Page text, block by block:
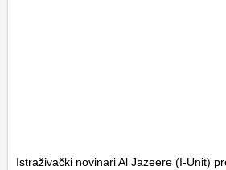
Istraživački novinari Al Jazeere (I-Unit)